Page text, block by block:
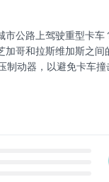
公路上驾驶重型卡
哥和拉斯维加斯之
动器，以避免卡车撞